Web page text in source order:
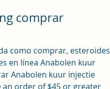
comprar
como comprar, esteroides
en línea Anabolen kuur
Anabolen kuur injectie
order of $45 or greater